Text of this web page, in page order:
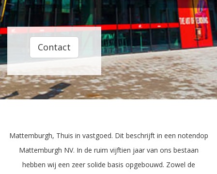
Contact
Mattemburgh, Thuis in vastgoed. Dit beschrijft in een notendop
Mattemburgh NV. In de ruim vijftien jaar van ons bestaan
hebben wij een zeer solide basis opgebouwd. Zowel de